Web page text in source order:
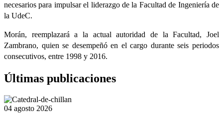
necesarios para impulsar el liderazgo de la Facultad de Ingeniería de
la UdeC.
Morán, reemplazará a la actual autoridad de la Facultad, Joel
Zambrano, quien se desempeñó en el cargo durante seis periodos
consecutivos, entre 1998 y 2016.
Últimas publicaciones
04 agosto 2026